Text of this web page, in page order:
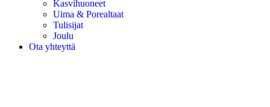
Kasvihuoneet
Uima & Porealtaat
Tulisijat
Joulu
Ota yhteyttä